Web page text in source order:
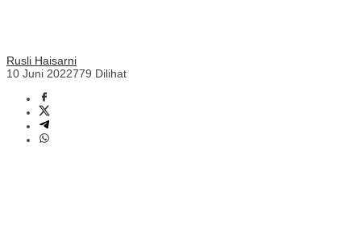
Rusli Haisarni
10 Juni 2022779 Dilihat